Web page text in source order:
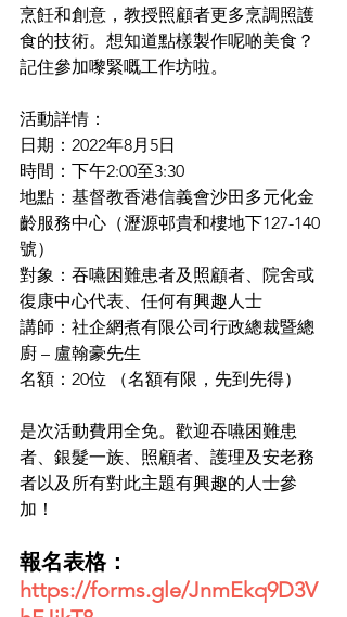
烹飪和創意，教授照顧者更多烹調照護
食的技術。想知道點樣製作呢啲美食？
記住參加嚟緊嘅工作坊啦。
活動詳情：
日期：2022年8月5日
時間：下午2:00至3:30
地點：基督教香港信義會沙田多元化金
齡服務中心（瀝源邨貴和樓地下127-140
號）
對象：吞嚥困難患者及照顧者、院舍或
復康中心代表、任何有興趣人士
講師：社企網煮有限公司行政總裁暨總
廚 – 盧翰豪先生
名額：20位 （名額有限，先到先得）
是次活動費用全免。歡迎吞嚥困難患
者、銀髮一族、照顧者、護理及安老務
者以及所有對此主題有興趣的人士參
加！
報名表格：
https://forms.gle/JnmEkq9D3V